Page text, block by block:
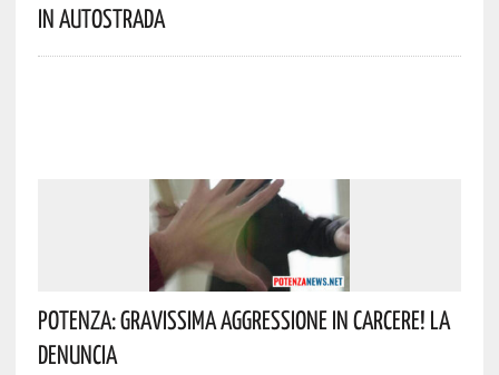
In Autostrada
Potenza: Gravissima Aggressione In Carcere! La
Denuncia